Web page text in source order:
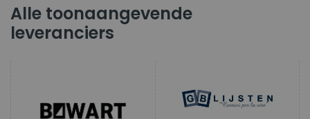
Alle toonaangevende
leveranciers